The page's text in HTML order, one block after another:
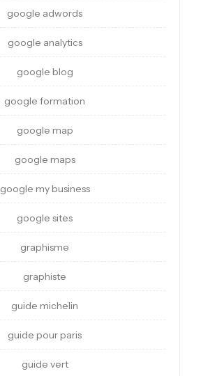
google adwords
google analytics
google blog
google formation
google map
google maps
google my business
google sites
graphisme
graphiste
guide michelin
guide pour paris
guide vert